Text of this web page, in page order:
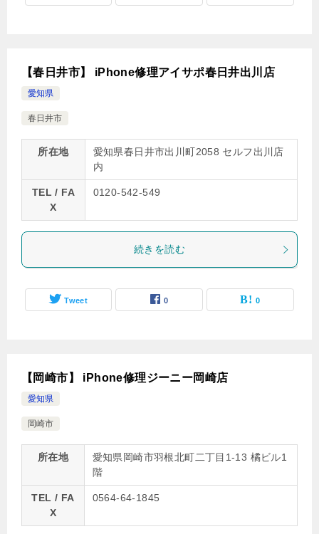
【春日井市】 iPhone修理アイサポ春日井出川店
愛知県
春日井市
所在地
愛知県春日井市出川町2058 セルフ出川店
内
TEL / FA
X
0120-542-549
続きを読む
Tweet 0 0
【岡崎市】 iPhone修理ジーニー岡崎店
愛知県
岡崎市
所在地
愛知県岡崎市羽根北町二丁目1-13 橘ビル1
階
TEL / FA
X
0564-64-1845